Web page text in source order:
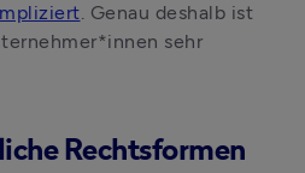
. Genau deshalb ist
sehr
Rechtsformen